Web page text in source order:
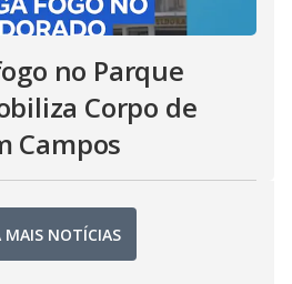
no Parque
Corpo de
Campos
MAIS NOTÍCIAS